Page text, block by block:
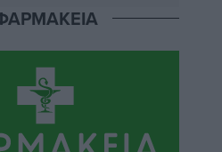
Παρθενώνα ως
Κρεμαστής μπήκε στη
θαυμάτων της αναμονής
πριν 11 ώρες